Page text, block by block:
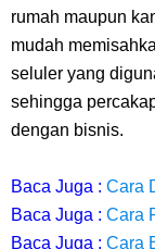
rumah maupun
mudah
seluler yang
sehingga
dengan bisnis.
Baca Juga : Cara
Baca Juga : Cara
Baca Juga : Cara